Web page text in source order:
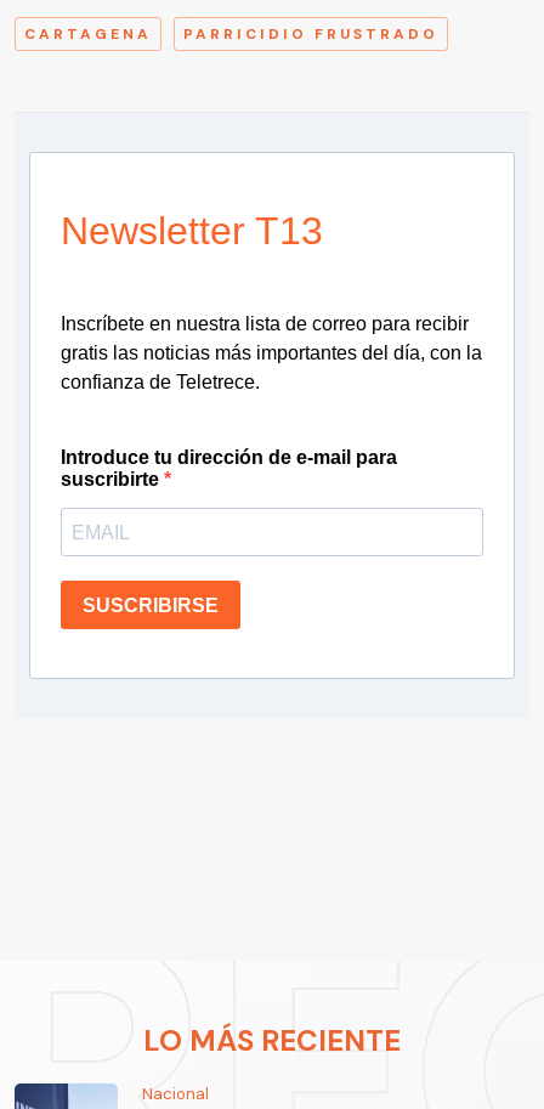
CARTAGENA PARRICIDIO FRUSTRADO
Newsletter T13
Inscríbete en nuestra lista de correo para recibir
gratis las noticias más importantes del día, con la
confianza de Teletrece.
Introduce tu dirección de e-mail para
suscribirte
SUSCRIBIRSE
LO MÁS RECIENTE
Nacional